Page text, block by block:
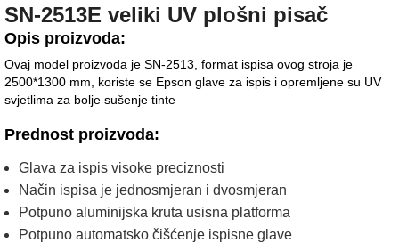
SN-2513E veliki UV plošni pisač
Opis proizvoda:
Ovaj model proizvoda je SN-2513, format ispisa ovog stroja je
2500*1300 mm, koriste se Epson glave za ispis i opremljene su UV
svjetlima za bolje sušenje tinte
Prednost proizvoda:
Glava za ispis visoke preciznosti
Način ispisa je jednosmjeran i dvosmjeran
Potpuno aluminijska kruta usisna platforma
Potpuno automatsko čišćenje ispisne glave